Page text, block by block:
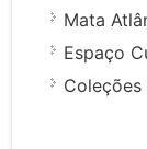
Mata
Espaço
Coleções